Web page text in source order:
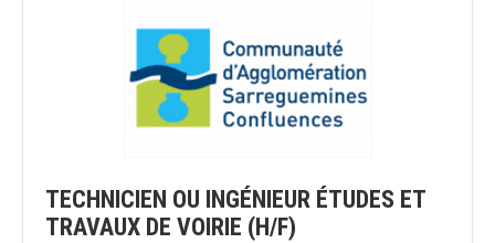
TECHNICIEN OU INGÉNIEUR ÉTUDES ET
TRAVAUX DE VOIRIE (H/F)